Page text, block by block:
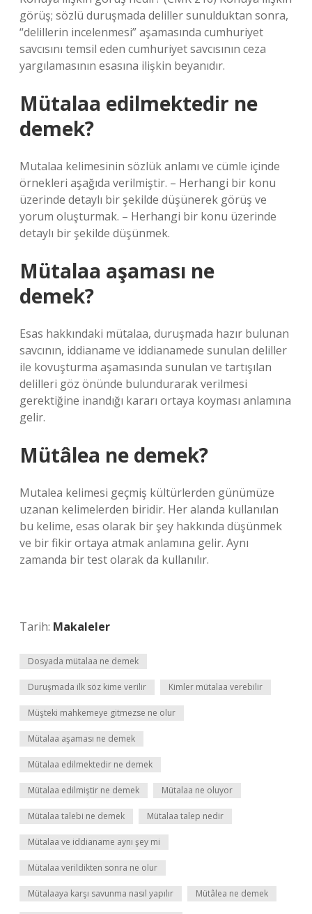
görüş; sözlü duruşmada deliller sunulduktan sonra,
“delillerin incelenmesi” aşamasında cumhuriyet
savcısını temsil eden cumhuriyet savcısının ceza
yargılamasının esasına ilişkin beyanıdır.
Mütalaa edilmektedir ne
demek?
Mutalaa kelimesinin sözlük anlamı ve cümle içinde
örnekleri aşağıda verilmiştir. – Herhangi bir konu
üzerinde detaylı bir şekilde düşünerek görüş ve
yorum oluşturmak. – Herhangi bir konu üzerinde
detaylı bir şekilde düşünmek.
Mütalaa aşaması ne
demek?
Esas hakkındaki mütalaa, duruşmada hazır bulunan
savcının, iddianame ve iddianamede sunulan deliller
ile kovuşturma aşamasında sunulan ve tartışılan
delilleri göz önünde bulundurarak verilmesi
gerektiğine inandığı kararı ortaya koyması anlamına
gelir.
Mütâlea ne demek?
Mutalea kelimesi geçmiş kültürlerden günümüze
uzanan kelimelerden biridir. Her alanda kullanılan
bu kelime, esas olarak bir şey hakkında düşünmek
ve bir fikir ortaya atmak anlamına gelir. Aynı
zamanda bir test olarak da kullanılır.
Tarih: Makaleler
Dosyada mütalaa ne demek
Duruşmada ilk söz kime verilir Kimler mütalaa verebilir
Müşteki mahkemeye gitmezse ne olur
Mütalaa aşaması ne demek
Mütalaa edilmektedir ne demek
Mütalaa edilmiştir ne demek Mütalaa ne oluyor
Mütalaa talebi ne demek Mütalaa talep nedir
Mütalaa ve iddianame aynı şey mi
Mütalaa verildikten sonra ne olur
Mütalaaya karşı savunma nasıl yapılır Mütâlea ne demek